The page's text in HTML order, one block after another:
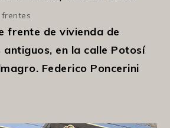
frente de vivienda de
en la calle Potosí
Federico Poncerini